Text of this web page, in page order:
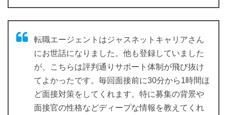
転職エージェントはジャスネットキャリアさん
にお世話になりました。他も登録していました
が、こちらは評判通りサポート体制が飛び抜け
てよかったです。毎回面接前に30分から1時間ほ
ど面接対策をしてくれます。特に募集の背景や
面接官の性格などディープな情報を教えてくれ